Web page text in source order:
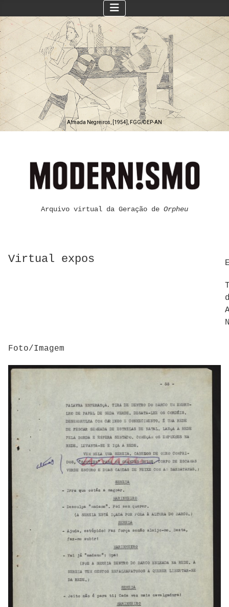
Almada Negreiros, [1954], FGG/DEP-AN
Arquivo virtual da Geração de Orpheu
Virtual expos
Foto/Imagem